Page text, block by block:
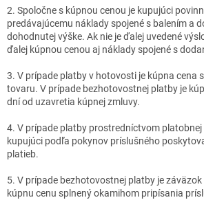
2. Spoločne s kúpnou cenou je kupujúci
predávajúcemu náklady spojené s balením a
dohodnutej výške. Ak nie je ďalej uvedené
ďalej kúpnou cenou aj náklady spojené s
3. V prípade platby v hotovosti je kúpna cena
tovaru. V prípade bezhotovostnej platby je
dní od uzavretia kúpnej zmluvy.
4. V prípade platby prostredníctvom
kupujúci podľa pokynov príslušného
platieb.
5. V prípade bezhotovostnej platby je
kúpnu cenu splnený okamihom pripísania